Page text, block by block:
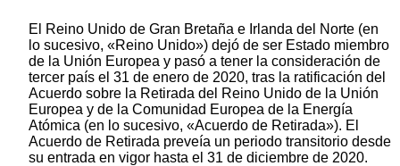
El Reino Unido de Gran Bretaña e Irlanda del Norte (en
lo sucesivo, «Reino Unido») dejó de ser Estado miembro
de la Unión Europea y pasó a tener la consideración de
tercer país el 31 de enero de 2020, tras la ratificación del
Acuerdo sobre la Retirada del Reino Unido de la Unión
Europea y de la Comunidad Europea de la Energía
Atómica (en lo sucesivo, «Acuerdo de Retirada»). El
Acuerdo de Retirada preveía un periodo transitorio desde
su entrada en vigor hasta el 31 de diciembre de 2020.